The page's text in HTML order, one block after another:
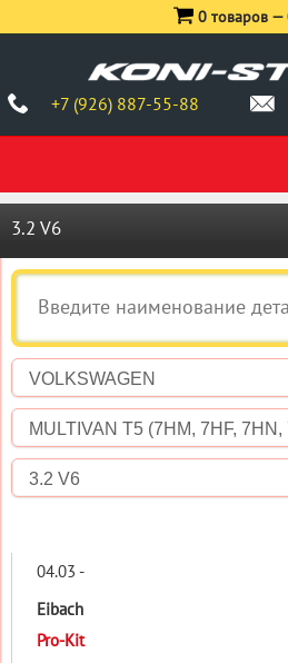
+7 (926) 887-55-88
0 товаров —
3.2 V6
VOLKSWAGEN
MULTIVAN T5 (7HM, 7HF,
3.2 V6
04.03 -
Eibach
Pro-Kit